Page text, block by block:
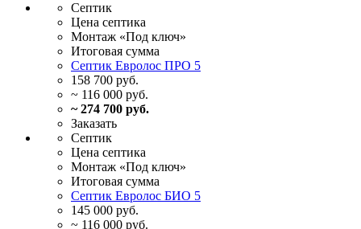
Септик
Цена септика
Монтаж «Под ключ»
Итоговая сумма
Септик Евролос ПРО 5
158 700 руб.
~ 116 000 руб.
~ 274 700 руб.
Заказать
Септик
Цена септика
Монтаж «Под ключ»
Итоговая сумма
Септик Евролос БИО 5
145 000 руб.
~ 116 000 руб.